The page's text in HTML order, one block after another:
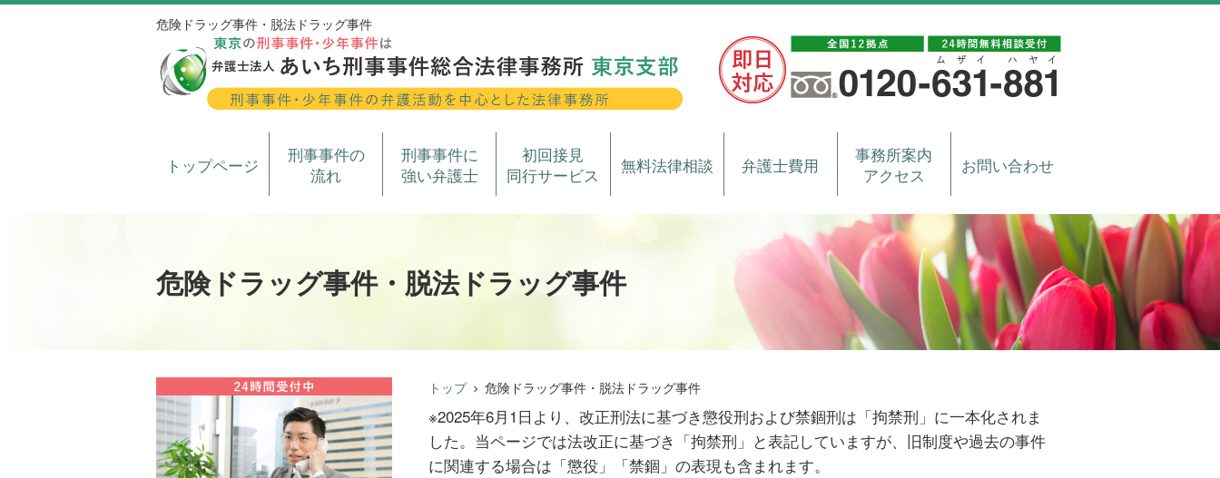
危険ドラッグ事件・脱法ドラッグ事件
トップページ
刑事事件の
流れ
刑事事件に
強い弁護士
初回接見
同行サービス
無料法律相談 弁護士費用
事務所案内
アクセス
お問い合わせ
危険ドラッグ事件・脱法ドラッグ事件
トップ 危険ドラッグ事件・脱法ドラッグ事件
※2025年6月1日より、改正刑法に基づき懲役刑および禁錮刑は「拘禁刑」に一本化されま
した。当ページでは法改正に基づき「拘禁刑」と表記していますが、旧制度や過去の事件
に関連する場合は「懲役」「禁錮」の表現も含まれます。